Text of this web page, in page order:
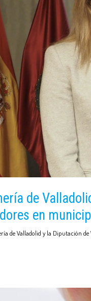
de
en
de Valladolid y la Diputación